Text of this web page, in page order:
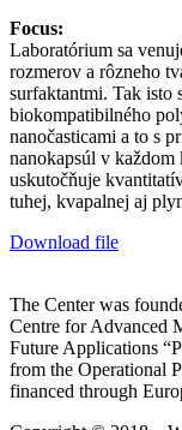
Focus:
Laboratórium sa
rozmerov a rôzneho
surfaktantmi. Tak isto
biokompatibilného
nanočasticami a to s
nanokapsúl v
uskutočňuje
tuhej, kvapalnej aj
Download file
The Center was
Centre for Advanced
Future Applications
from the Operational
financed through